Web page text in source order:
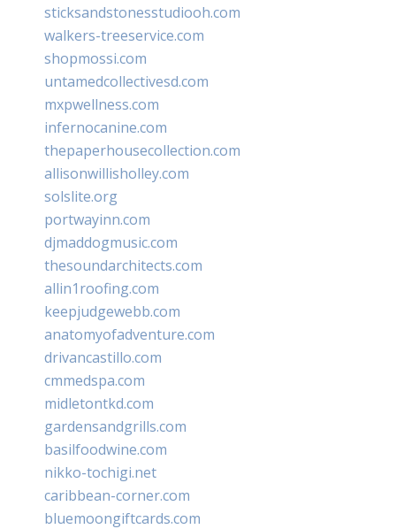
sticksandstonesstudiooh.com
walkers-treeservice.com
shopmossi.com
untamedcollectivesd.com
mxpwellness.com
infernocanine.com
thepaperhousecollection.com
allisonwillisholley.com
solslite.org
portwayinn.com
djmaddogmusic.com
thesoundarchitects.com
allin1roofing.com
keepjudgewebb.com
anatomyofadventure.com
drivancastillo.com
cmmedspa.com
midletontkd.com
gardensandgrills.com
basilfoodwine.com
nikko-tochigi.net
caribbean-corner.com
bluemoongiftcards.com